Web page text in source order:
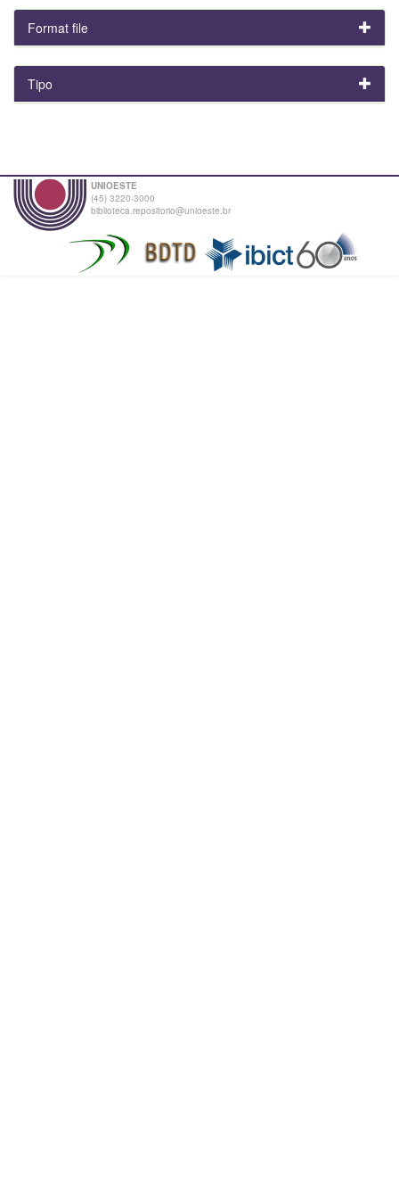
Format file
Tipo
UNIOESTE
(45) 3220-3000
biblioteca.repositorio@unioeste.br